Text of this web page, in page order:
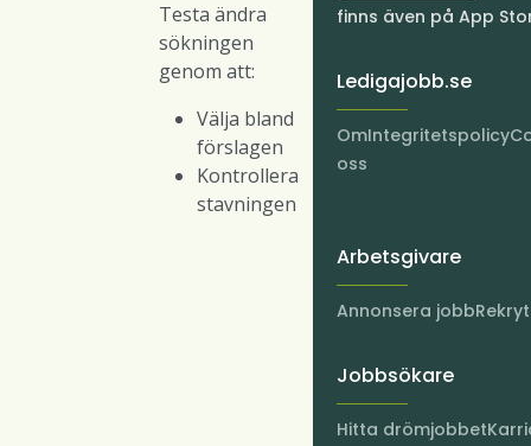
Testa ändra
sökningen
genom att:
Välja bland
förslagen
Kontrollera
stavningen
finns även på App
Ledigajobb.se
Om
oss
Integritetspolicy
Arbetsgivare
Annonsera jobb
Jobbsökare
Hitta drömjobbet